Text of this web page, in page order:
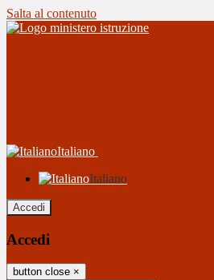
Salta al contenuto
Italiano
Italiano
Accedi
Accedi
button close ×